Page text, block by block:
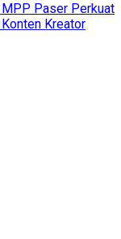
Paser Perkuat
Kreator